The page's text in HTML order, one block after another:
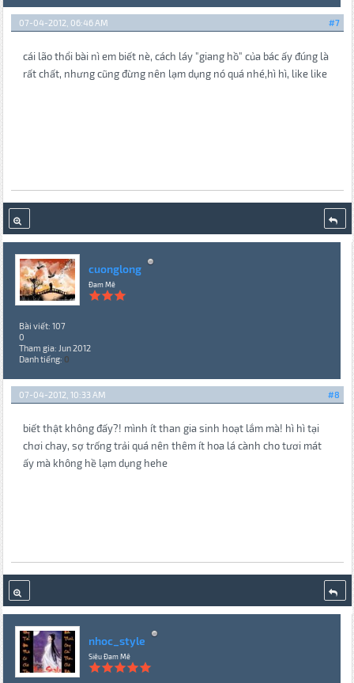
#7
07-04-2012, 06:46 AM
cái lão thổi bài nì em biết nè, cách láy "giang hồ" của bác ấy đúng là
rất chất, nhưng cũng đừng nên lạm dụng nó quá nhé,hì hì, like like
cuonglong
Đam Mê
Bài viết: 107
0
Tham gia: Jun 2012
Danh tiếng: 0
#8
07-04-2012, 10:33 AM
biết thật không đấy?! mình ít than gia sinh hoạt lắm mà! hì hì tại
chơi chay, sợ trống trải quá nên thêm ít hoa lá cành cho tươi mát
ấy mà không hề lạm dụng hehe
nhoc_style
Siêu Đam Mê